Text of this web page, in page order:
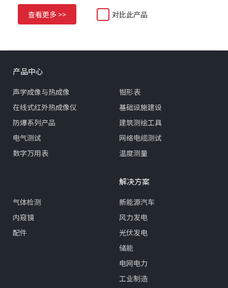
查看更多 >> 对比此产品
产品中心
声学成像与热成像
在线式红外热成像仪
防爆系列产品
电气测试
数字万用表
钳形表
基础设施建设
建筑测绘工具
网络电缆测试
温度测量
气体检测
内窥镜
配件
解决方案
新能源汽车
风力发电
光伏发电
储能
电网电力
工业制造